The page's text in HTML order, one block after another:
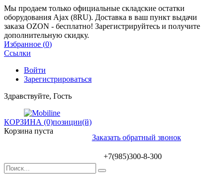
Мы продаем только официальные складские остатки
оборудования Ajax (8RU). Доставка в ваш пункт выдачи
заказа OZON - бесплатно! Зарегистрируйтесь и получите
дополнительную скидку.
Избранное (0)
Ссылки
Войти
Зарегистрироваться
Здравствуйте, Гость
КОРЗИНА (0)позиции(й)
Корзина пуста
Заказать обратный звонок
+7(985)300-8-300